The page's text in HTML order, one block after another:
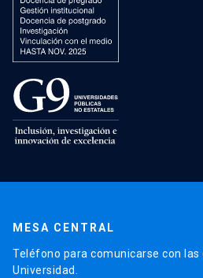
MESA CENTRAL
Teléfono para comunicarse con
Universidad.